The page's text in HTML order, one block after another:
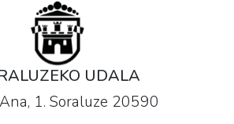
UDALA
1. Soraluze 20590